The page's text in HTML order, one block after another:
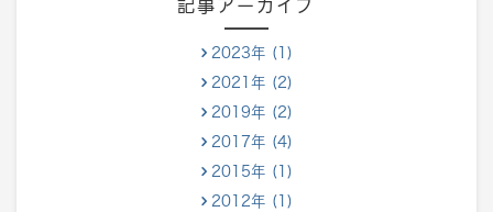
記事アーカイブ
2023年 (1)
2021年 (2)
2019年 (2)
2017年 (4)
2015年 (1)
2012年 (1)